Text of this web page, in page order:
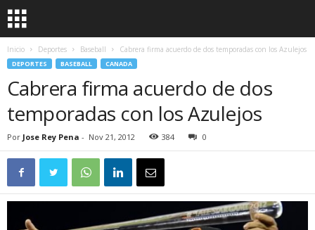
Inicio Deportes Baseball Cabrera firma acuerdo de dos temporadas con los Azulejos
DEPORTES BASEBALL CANADA
Cabrera firma acuerdo de dos
temporadas con los Azulejos
Por Jose Rey Pena - Nov 21, 2012 384 0